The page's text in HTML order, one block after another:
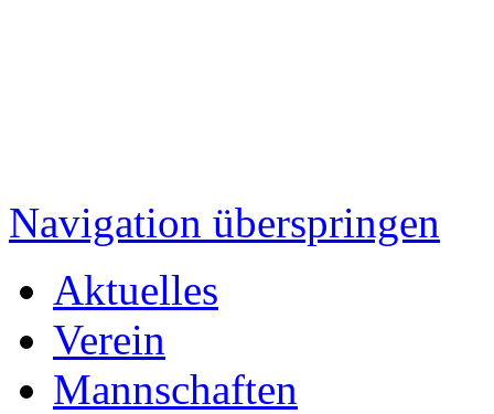
Navigation überspringen
Aktuelles
Verein
Mannschaften